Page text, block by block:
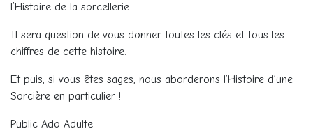
l’Histoire de la sorcellerie.
Il sera question de vous donner toutes les clés et tous les
chiffres de cette histoire.
Et puis, si vous êtes sages, nous aborderons l’Histoire d’une
Sorcière en particulier !
Public Ado Adulte